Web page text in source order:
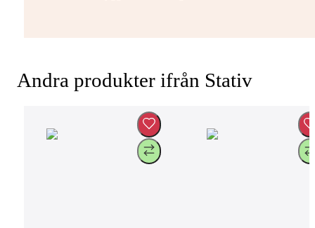
Andra produkter ifrån Stativ